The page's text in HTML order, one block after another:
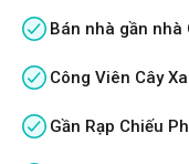
Bán nhà gần nhà
Công Viên Cây
Gần Rạp Chiếu